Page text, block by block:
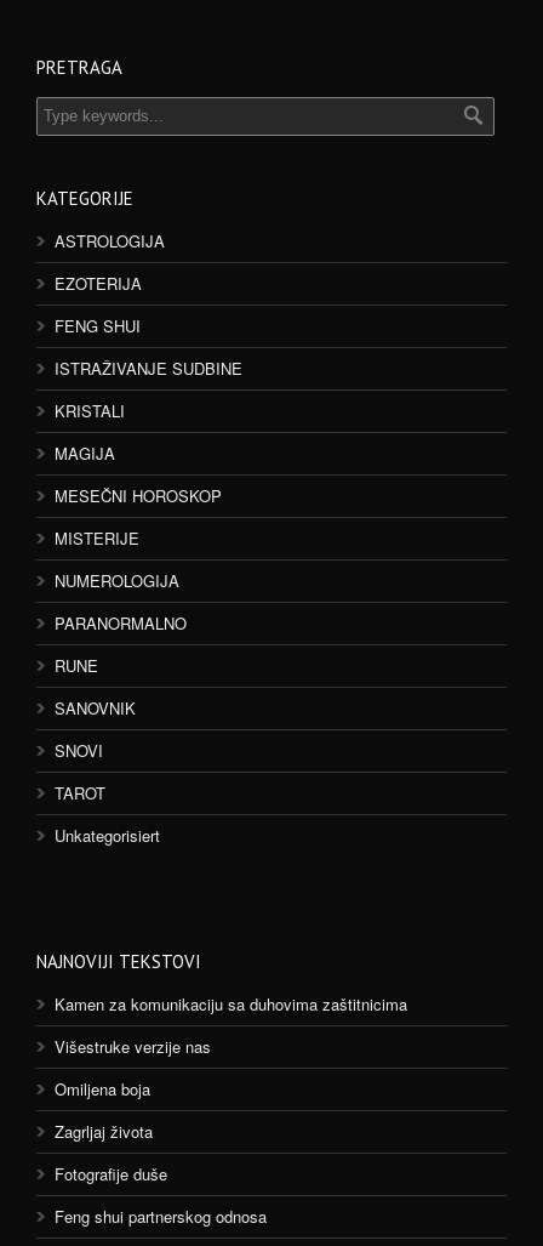
PRETRAGA
KATEGORIJE
ASTROLOGIJA
EZOTERIJA
FENG SHUI
ISTRAŽIVANJE SUDBINE
KRISTALI
MAGIJA
MESEČNI HOROSKOP
MISTERIJE
NUMEROLOGIJA
PARANORMALNO
RUNE
SANOVNIK
SNOVI
TAROT
Unkategorisiert
NAJNOVIJI TEKSTOVI
Kamen za komunikaciju sa duhovima zaštitnicima
Višestruke verzije nas
Omiljena boja
Zagrljaj života
Fotografije duše
Feng shui partnerskog odnosa